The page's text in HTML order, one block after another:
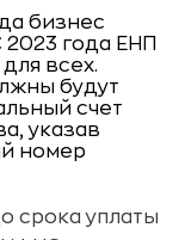
бизнес
года ЕНП
всех.
будут
счет
указав
номер
срока уплаты